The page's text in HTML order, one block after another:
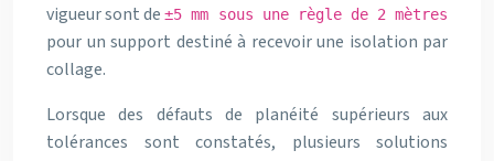
vigueur sont de±5 mm sous une règle de 2 mètres
pour un support destiné à recevoir une isolation par
collage.
Lorsque des défauts de planéité supérieurs aux
tolérances sont constatés, plusieurs solutions